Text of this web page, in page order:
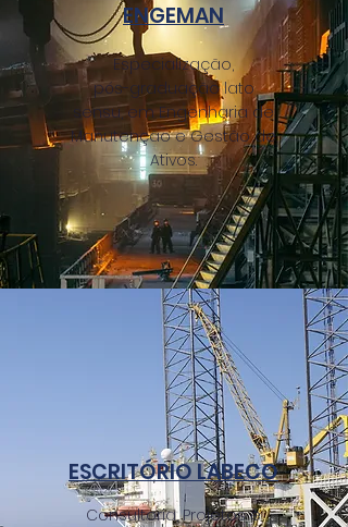
ENGEMAN
Especialização,
pós-graduação lato
sensu, em Engenharia de
Manutenção e Gestão de
Ativos.
ESCRITÓRIO LABECO
Consultoria, Projetos e